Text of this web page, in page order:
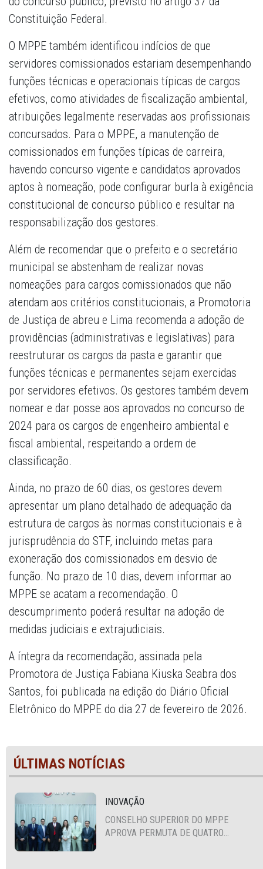
Constituição Federal.
O MPPE também identificou indícios de que
servidores comissionados estariam desempenhando
funções técnicas e operacionais típicas de cargos
efetivos, como atividades de fiscalização ambiental,
atribuições legalmente reservadas aos profissionais
concursados. Para o MPPE, a manutenção de
comissionados em funções típicas de carreira,
havendo concurso vigente e candidatos aprovados
aptos à nomeação, pode configurar burla à exigência
constitucional de concurso público e resultar na
responsabilização dos gestores.
Além de recomendar que o prefeito e o secretário
municipal se abstenham de realizar novas
nomeações para cargos comissionados que não
atendam aos critérios constitucionais, a Promotoria
de Justiça de abreu e Lima recomenda a adoção de
providências (administrativas e legislativas) para
reestruturar os cargos da pasta e garantir que
funções técnicas e permanentes sejam exercidas
por servidores efetivos. Os gestores também devem
nomear e dar posse aos aprovados no concurso de
2024 para os cargos de engenheiro ambiental e
fiscal ambiental, respeitando a ordem de
classificação.
Ainda, no prazo de 60 dias, os gestores devem
apresentar um plano detalhado de adequação da
estrutura de cargos às normas constitucionais e à
jurisprudência do STF, incluindo metas para
exoneração dos comissionados em desvio de
função. No prazo de 10 dias, devem informar ao
MPPE se acatam a recomendação. O
descumprimento poderá resultar na adoção de
medidas judiciais e extrajudiciais.
A íntegra da recomendação, assinada pela
Promotora de Justiça Fabiana Kiuska Seabra dos
Santos, foi publicada na edição do Diário Oficial
Eletrônico do MPPE do dia 27 de fevereiro de 2026.
ÚLTIMAS NOTÍCIAS
INOVAÇÃO
CONSELHO SUPERIOR DO MPPE
APROVA PERMUTA DE QUATRO